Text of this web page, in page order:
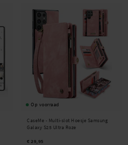
Op voorraad
CaseMe - Multi-slot Hoesje Samsung
Galaxy S25 Ultra Roze
€ 29,95